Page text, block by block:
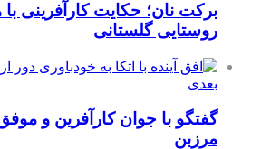
برکت نان؛ حکایت کارآفرینی
روستایی گلستانی
بعدی
گفتگو با جوان کارآفرین و
مرزبن